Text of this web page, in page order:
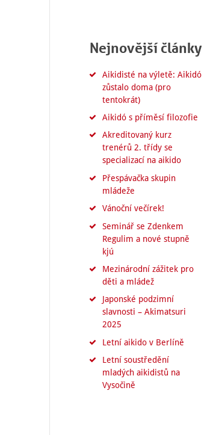
Nejnovější články
Aikidisté na výletě: Aikidó
zůstalo doma (pro
tentokrát)
Aikidó s příměsí filozofie
Akreditovaný kurz
trenérů 2. třídy se
specializací na aikido
Přespávačka skupin
mládeže
Vánoční večírek!
Seminář se Zdenkem
Regulim a nové stupně
kjú
Mezinárodní zážitek pro
děti a mládež
Japonské podzimní
slavnosti – Akimatsuri
2025
Letní aikido v Berlíně
Letní soustředění
mladých aikidistů na
Vysočině